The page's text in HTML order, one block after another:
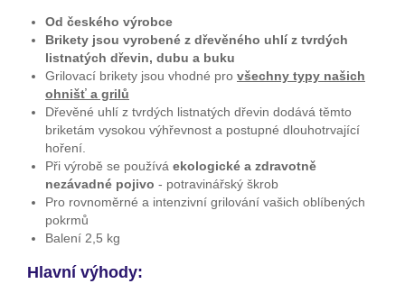
Od českého výrobce
Brikety jsou vyrobené z dřevěného uhlí z tvrdých
listnatých dřevin, dubu a buku
Grilovací brikety jsou vhodné pro všechny typy našich
ohnišť a grilů
Dřevěné uhlí z tvrdých listnatých dřevin dodává těmto
briketám vysokou výhřevnost a postupné dlouhotrvající
hoření.
Při výrobě se používá ekologické a zdravotně
nezávadné pojivo - potravinářský škrob
Pro rovnoměrné a intenzivní grilování vašich oblíbených
pokrmů
Balení 2,5 kg
Hlavní výhody: